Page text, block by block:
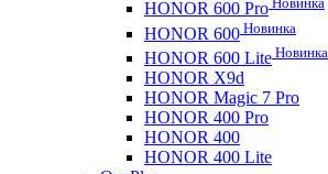
HONOR 600 Pro
HONOR 600 Новинка
HONOR 600 Lite Новинка
HONOR X9d
HONOR Magic 7 Pro
HONOR 400 Pro
HONOR 400
HONOR 400 Lite